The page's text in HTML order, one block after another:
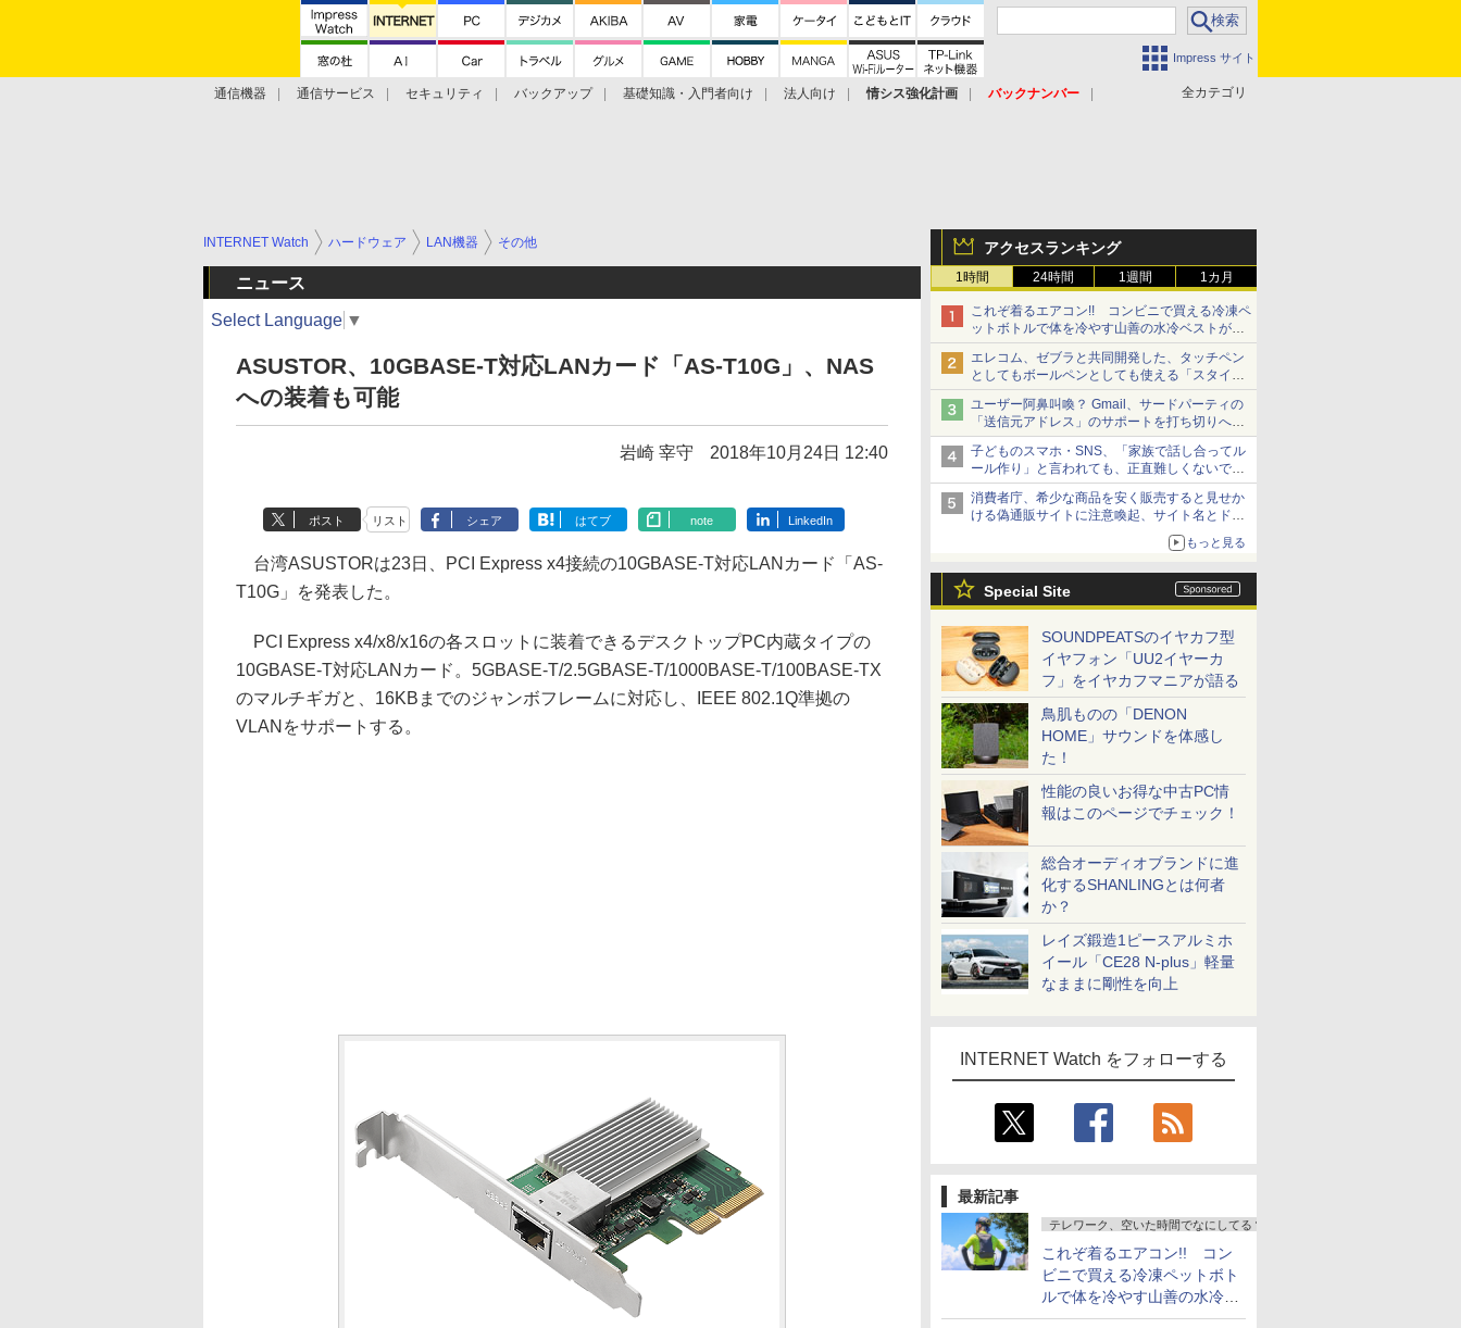
Impress サイト
全カテゴリ
通信機器 通信サービス セキュリティ バックアップ 基礎知識・入門者向け 法人向け 情シス強化計画
バックナンバー
アクセスランキング
1時間 24時間 1週間 1カ月
これぞ着るエアコン!! コンビニで買える冷凍ペ
ットボトルで体を冷やす山善の水冷ベストがロ
ードバイクにちょうどいい【ぼっち・ざ・ろー
ど！その14】【空いた時間でなにしてる？】
エレコム、ゼブラと共同開発した、タッチペン
としてもボールペンとしても使える「スタイラ
スツーウェイ」発売 iPadにも紙にも、持ち替
えずに書き込める
ユーザー阿鼻叫喚？ Gmail、サードパーティの
「送信元アドレス」のサポートを打ち切りへ
【やじうまWatch】
子どものスマホ・SNS、「家族で話し合ってル
ール作り」と言われても、正直難しくないです
か？ 「16歳になった瞬間にSNSデビューする
方が怖い」という上沼紫野弁護士にヒントを聞
く
消費者庁、希少な商品を安く販売すると見せか
ける偽通販サイトに注意喚起、サイト名とドメ
もっと見る
Special Site
SOUNDPEATSのイヤカフ型
イヤフォン「UU2イヤーカ
フ」をイヤカフマニアが語る
鳥肌ものの「DENON
HOME」サウンドを体感し
た！
性能の良いお得な中古PC情
報はこのページでチェック！
総合オーディオブランドに進
化するSHANLINGとは何者
か？
レイズ鍛造1ピースアルミホ
イール「CE28 N-plus」軽量
なままに剛性を向上
INTERNET Watch をフォローする
最新記事
テレワーク、空いた時間でなにしてる？
これぞ着るエアコン!! コン
ビニで買える冷凍ペットボト
ルで体を冷やす山善の水冷ベ
ストがロードバイクにちょう
INTERNET Watch ハードウェア LAN機器 その他
ニュース
Select Language ▼
ASUSTOR、10GBASE-T対応LANカード「AS-T10G」、NAS
への装着も可能
岩崎 宰守 2018年10月24日 12:40
ポスト リスト シェア はてブ note LinkedIn
台湾ASUSTORは23日、PCI Express x4接続の10GBASE-T対応LANカード「AS-
T10G」を発表した。
PCI Express x4/x8/x16の各スロットに装着できるデスクトップPC内蔵タイプの
10GBASE-T対応LANカード。5GBASE-T/2.5GBASE-T/1000BASE-T/100BASE-TX
のマルチギガと、16KBまでのジャンボフレームに対応し、IEEE 802.1Q準拠の
VLANをサポートする。